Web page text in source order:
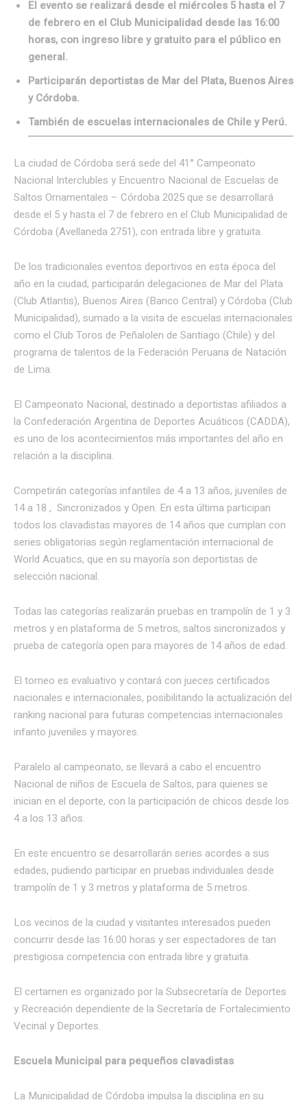
El evento se realizará desde el miércoles 5 hasta el 7
de febrero en el Club Municipalidad desde las 16:00
horas, con ingreso libre y gratuito para el público en
general.
Participarán deportistas de Mar del Plata, Buenos Aires
y Córdoba.
También de escuelas internacionales de Chile y Perú.
La ciudad de Córdoba será sede del 41° Campeonato
Nacional Interclubles y Encuentro Nacional de Escuelas de
Saltos Ornamentales – Córdoba 2025 que se desarrollará
desde el 5 y hasta el 7 de febrero en el Club Municipalidad de
Córdoba (Avellaneda 2751), con entrada libre y gratuita.
De los tradicionales eventos deportivos en esta época del
año en la ciudad, participarán delegaciones de Mar del Plata
(Club Atlantis), Buenos Aires (Banco Central) y Córdoba (Club
Municipalidad), sumado a la visita de escuelas internacionales
como el Club Toros de Peñalolen de Santiago (Chile) y del
programa de talentos de la Federación Peruana de Natación
de Lima.
El Campeonato Nacional, destinado a deportistas afiliados a
la Confederación Argentina de Deportes Acuáticos (CADDA),
es uno de los acontecimientos más importantes del año en
relación a la disciplina.
Competirán categorías infantiles de 4 a 13 años, juveniles de
14 a 18 , Sincronizados y Open. En esta última participan
todos los clavadistas mayores de 14 años que cumplan con
series obligatorias según reglamentación internacional de
World Acuatics, que en su mayoría son deportistas de
selección nacional.
Todas las categorías realizarán pruebas en trampolín de 1 y 3
metros y en plataforma de 5 metros, saltos sincronizados y
prueba de categoría open para mayores de 14 años de edad.
El torneo es evaluativo y contará con jueces certificados
nacionales e internacionales, posibilitando la actualización del
ranking nacional para futuras competencias internacionales
infanto juveniles y mayores.
Paralelo al campeonato, se llevará a cabo el encuentro
Nacional de niños de Escuela de Saltos, para quienes se
inician en el deporte, con la participación de chicos desde los
4 a los 13 años.
En este encuentro se desarrollarán series acordes a sus
edades, pudiendo participar en pruebas individuales desde
trampolín de 1 y 3 metros y plataforma de 5 metros.
Los vecinos de la ciudad y visitantes interesados pueden
concurrir desde las 16:00 horas y ser espectadores de tan
prestigiosa competencia con entrada libre y gratuita.
El certamen es organizado por la Subsecretaría de Deportes
y Recreación dependiente de la Secretaría de Fortalecimiento
Vecinal y Deportes.
Escuela Municipal para pequeños clavadistas
La Municipalidad de Córdoba impulsa la disciplina en su